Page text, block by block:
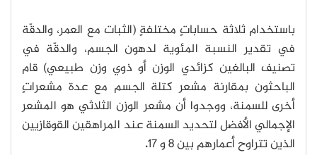
باستخدام ثلاثة حساباتٍ مختلفةٍ (الثبات مع العمر، والدقّة
في تقدير النسبة المئوية لدهون الجسم، والدقّة في
تصنيف البالغين كزائدي الوزن أو ذوي وزن طبيعي) قام
الباحثون بمقارنة مشعر كتلة الجسم مع عدة مشعراتٍ
أخرى للسمنة، ووجدوا أن مشعر الوزن الثلاثي هو المشعر
الإجمالي الأفضل لتحديد السمنة عند المراهقين القوقازيين
الذين تتراوح أعمارهم بين8 و 17
.